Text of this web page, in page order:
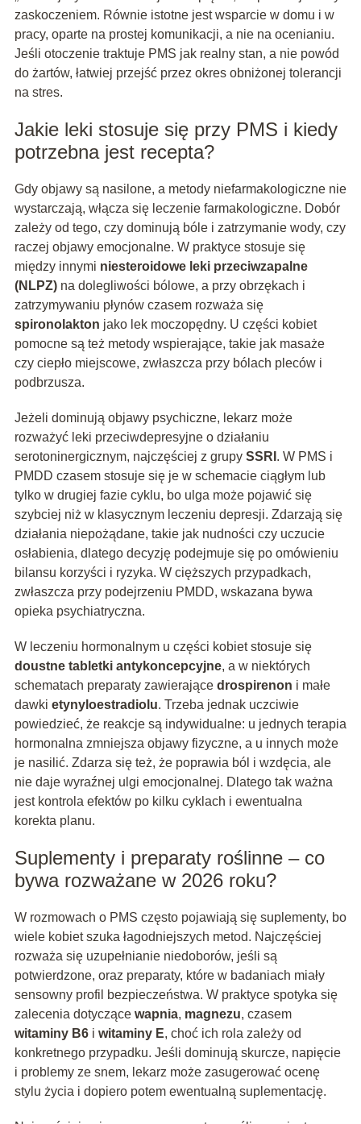
zaskoczeniem. Równie istotne jest wsparcie w domu i w
pracy, oparte na prostej komunikacji, a nie na ocenianiu.
Jeśli otoczenie traktuje PMS jak realny stan, a nie powód
do żartów, łatwiej przejść przez okres obniżonej tolerancji
na stres.
Jakie leki stosuje się przy PMS i kiedy
potrzebna jest recepta?
Gdy objawy są nasilone, a metody niefarmakologiczne nie
wystarczają, włącza się leczenie farmakologiczne. Dobór
zależy od tego, czy dominują bóle i zatrzymanie wody, czy
raczej objawy emocjonalne. W praktyce stosuje się
między innymi niesteroidowe leki przeciwzapalne
(NLPZ)na dolegliwości bólowe, a przy obrzękach i
zatrzymywaniu płynów czasem rozważa się
spironolakton jako lek moczopędny. U części kobiet
pomocne są też metody wspierające, takie jak masaże
czy ciepło miejscowe, zwłaszcza przy bólach pleców i
podbrzusza.
Jeżeli dominują objawy psychiczne, lekarz może
rozważyć leki przeciwdepresyjne o działaniu
serotoninergicznym, najczęściej z grupy SSRI . W PMS i
PMDD czasem stosuje się je w schemacie ciągłym lub
tylko w drugiej fazie cyklu, bo ulga może pojawić się
szybciej niż w klasycznym leczeniu depresji. Zdarzają się
działania niepożądane, takie jak nudności czy uczucie
osłabienia, dlatego decyzję podejmuje się po omówieniu
bilansu korzyści i ryzyka. W cięższych przypadkach,
zwłaszcza przy podejrzeniu PMDD, wskazana bywa
opieka psychiatryczna.
W leczeniu hormonalnym u części kobiet stosuje się
doustne tabletki antykoncepcyjne, a w niektórych
schematach preparaty zawierające drospirenon i małe
dawki etynyloestradiolu. Trzeba jednak uczciwie
powiedzieć, że reakcje są indywidualne: u jednych terapia
hormonalna zmniejsza objawy fizyczne, a u innych może
je nasilić. Zdarza się też, że poprawia ból i wzdęcia, ale
nie daje wyraźnej ulgi emocjonalnej. Dlatego tak ważna
jest kontrola efektów po kilku cyklach i ewentualna
korekta planu.
Suplementy i preparaty roślinne – co
bywa rozważane w 2026 roku?
W rozmowach o PMS często pojawiają się suplementy, bo
wiele kobiet szuka łagodniejszych metod. Najczęściej
rozważa się uzupełnianie niedoborów, jeśli są
potwierdzone, oraz preparaty, które w badaniach miały
sensowny profil bezpieczeństwa. W praktyce spotyka się
zalecenia dotyczące wapnia, magnezu, czasem
witaminy B6i witaminy E, choć ich rola zależy od
konkretnego przypadku. Jeśli dominują skurcze, napięcie
i problemy ze snem, lekarz może zasugerować ocenę
stylu życia i dopiero potem ewentualną suplementację.